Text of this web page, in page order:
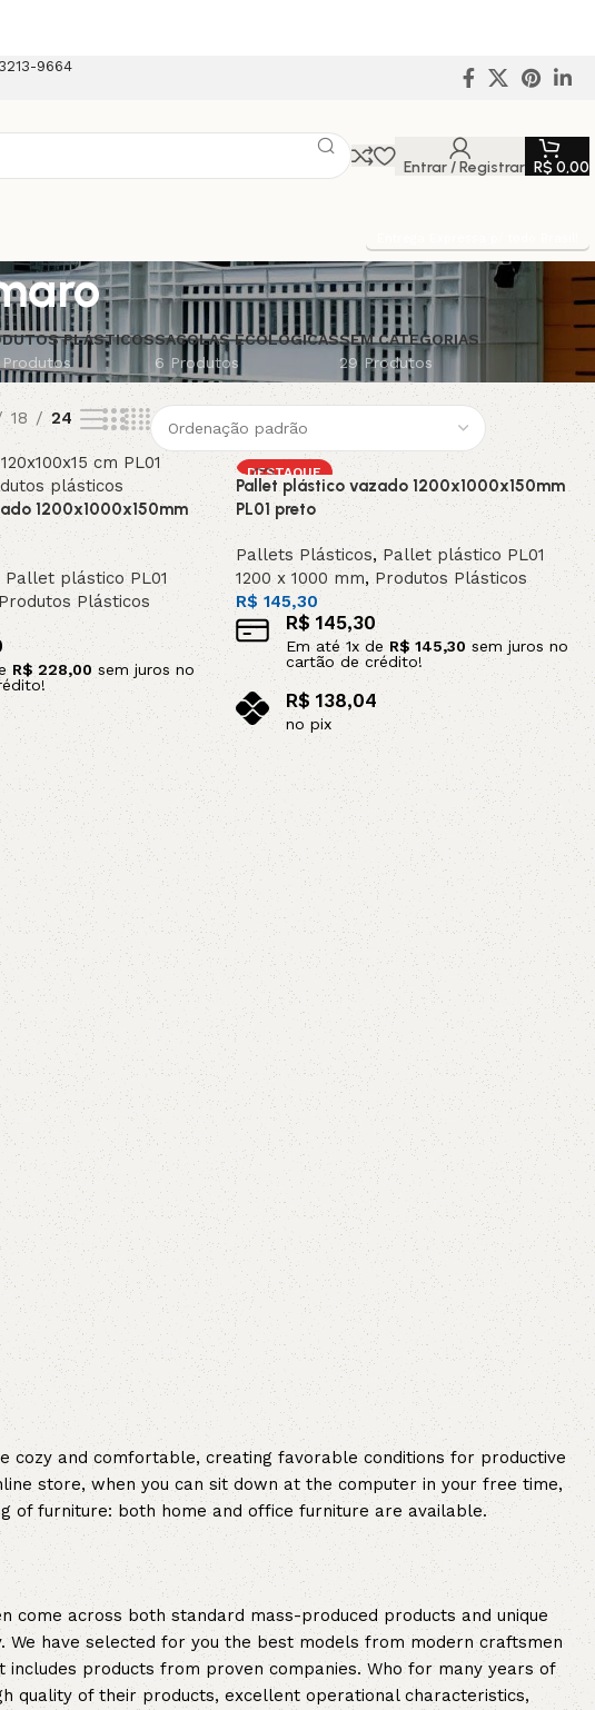
9664
Entrar / Registrar R$ 0,00
AA AVX
C CC
PK PK
SPZ
PLÁSTICOSSACOLAS ECOLÓGICAS
6 Produtos
SEM CATEGORIAS
29 Produtos
18 24
1200x1000x150mm
Pallet plástico PL01
Produtos Plásticos
R$228,00sem juros no
DESTAQUE
Pallet plástico vazado 1200x1000x150mm
PL01 preto
Pallets Plásticos,Pallet plástico PL01
1200 x 1000 mm,Produtos Plásticos
R$145,30
R$145,30
Em até1x deR$ 145,30 sem juros no
cartão de crédito!
R$ 138,04
no pix
Adicionar ao carrinho
cozy and comfortable, creating favorable conditions for productive
store, when you can sit down at the computer in your free time,
of furniture: both home and office furniture are available.
across both standard mass-produced products and unique
have selected for you the best models from modern craftsmen
products from proven companies. Who for many years of
quality of their products, excellent operational characteristics,